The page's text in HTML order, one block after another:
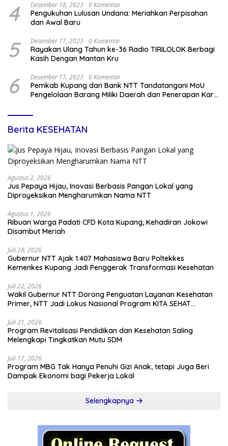
4 Desember 18, 2023 0 Komentar
Pengukuhan Lulusan Undana: Meriahkan Perpisahan
dan Awal Baru
5 Desember 17, 2023 0 Komentar
Rayakan Ulang Tahun ke-36 Radio TIRILOLOK Berbagi
Kasih Dengan Mantan Kru
6 Desember 17, 2023 0 Komentar
Pemkab Kupang dan Bank NTT Tandatangani MoU
Pengelolaan Barang Miliki Daerah dan Penerapan Kartu
Berita KESEHATAN
Agustus 2, 2026
Jus Pepaya Hijau, Inovasi Berbasis Pangan Lokal yang
Diproyeksikan Mengharumkan Nama NTT
Agustus 1, 2026
Ribuan Warga Padati CFD Kota Kupang, Kehadiran Jokowi
Disambut Meriah
Juli 28, 2026
Gubernur NTT Ajak 1.407 Mahasiswa Baru Poltekkes
Kemenkes Kupang Jadi Penggerak Transformasi Kesehatan
Juli 22, 2026
Wakil Gubernur NTT Dorong Penguatan Layanan Kesehatan
Primer, NTT Jadi Lokus Nasional Program KITA SEHAT
Juli 21, 2026
Program Revitalisasi Pendidikan dan Kesehatan Saling
Melengkapi Tingkatkan Mutu SDM
Juli 17, 2026
Program MBG Tak Hanya Penuhi Gizi Anak, tetapi Juga Beri
Dampak Ekonomi bagi Pekerja Lokal
Selengkapnya